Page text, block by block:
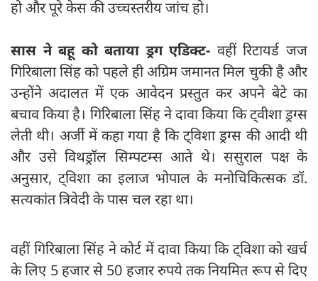
हो और पूरे केस की उच्चस्तरीय जांच हो।
सास ने बहू को बताया ड्रग एडिक्ट- वहीं रिटायर्ड जज
गिरिबाला सिंह को पहले ही अग्रिम जमानत मिल चुकी है और
उन्होंने अदालत में एक आवेदन प्रस्तुत कर अपने बेटे का
बचाव किया है। गिरिबाला सिंह ने दावा किया कि ट्वीशा ड्रग्स
लेती थी। अर्जी में कहा गया है कि ट्विशा ड्रग्स की आदी थी
और उसे विथड्रॉल सिम्पटम्स आते थे। ससुराल पक्ष के
अनुसार, ट्विशा का इलाज भोपाल के मनोचिकित्सक डॉ.
सत्यकांत त्रिवेदी के पास चल रहा था।
वहीं गिरिबाला सिंह ने कोर्ट में दावा किया कि ट्विशा को खर्च
के लिए 5 हजार से 50 हजार रुपये तक नियमित रूप से दिए